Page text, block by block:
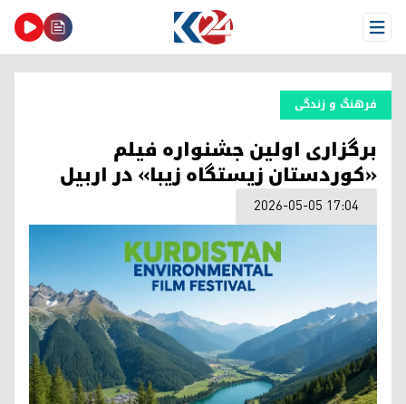
Open Menu
فرهنگ و زندگی
برگزاری اولین جشنواره فیلم
«کوردستان زیستگاه زیبا» در اربیل
2026-05-05 17:04